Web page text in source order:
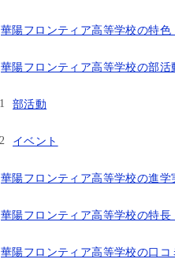
華陽フロンティア高等学校の特色
華陽フロンティア高等学校の部活
部活動
イベント
華陽フロンティア高等学校の進学
華陽フロンティア高等学校の特長
華陽フロンティア高等学校の口コ